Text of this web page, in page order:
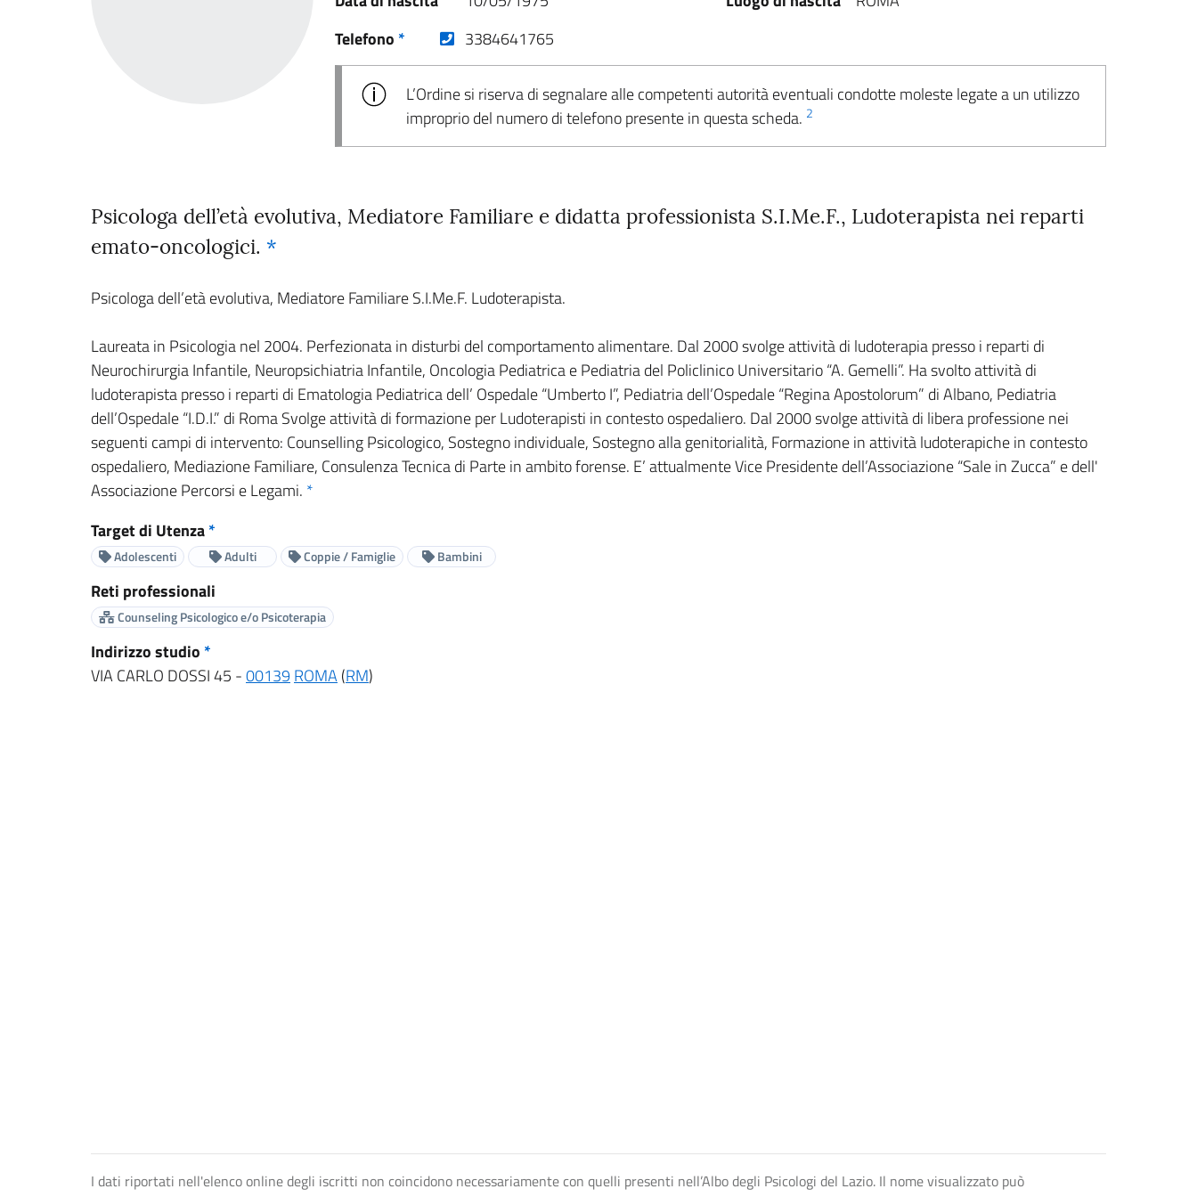
Telefono * (nuova scheda - new tab)
3384641765
L’Ordine si riserva di segnalare alle competenti autorità eventuali condotte moleste legate a un utilizzo
improprio del numero di telefono presente in questa scheda. 2
Psicologa dell’età evolutiva, Mediatore Familiare e didatta professionista S.I.Me.F., Ludoterapista nei reparti
emato-oncologici. *
Psicologa dell’età evolutiva, Mediatore Familiare S.I.Me.F. Ludoterapista.
Laureata in Psicologia nel 2004. Perfezionata in disturbi del comportamento alimentare. Dal 2000 svolge attività di ludoterapia presso i reparti di
Neurochirurgia Infantile, Neuropsichiatria Infantile, Oncologia Pediatrica e Pediatria del Policlinico Universitario “A. Gemelli”. Ha svolto attività di
ludoterapista presso i reparti di Ematologia Pediatrica dell’ Ospedale “Umberto I”, Pediatria dell’Ospedale “Regina Apostolorum” di Albano, Pediatria
dell’Ospedale “I.D.I.” di Roma Svolge attività di formazione per Ludoterapisti in contesto ospedaliero. Dal 2000 svolge attività di libera professione nei
seguenti campi di intervento: Counselling Psicologico, Sostegno individuale, Sostegno alla genitorialità, Formazione in attività ludoterapiche in contesto
ospedaliero, Mediazione Familiare, Consulenza Tecnica di Parte in ambito forense. E’ attualmente Vice Presidente dell’Associazione “Sale in Zucca” e dell'
Associazione Percorsi e Legami. *
Target di Utenza*
Adolescenti Adulti Coppie / Famiglie Bambini
Reti professionali
Counseling Psicologico e/o Psicoterapia
Indirizzo studio *
VIA CARLO DOSSI 45 -00139 ROMA(RM)
I dati riportati nell'elenco online degli iscritti non coincidono necessariamente con quelli presenti nell’Albo degli Psicologi del Lazio. Il nome visualizzato può